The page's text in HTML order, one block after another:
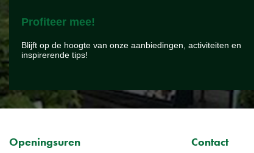
Profiteer mee!
Blijft op de hoogte van onze aanbiedingen, activiteiten en
inspirerende tips!
Openingsuren
Contact